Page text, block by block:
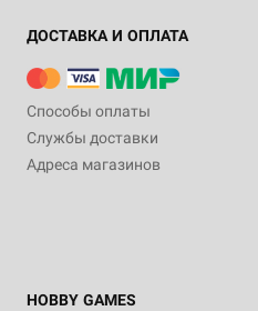
ДОСТАВКА И ОПЛАТА
Способы оплаты
Службы доставки
Адреса магазинов
HOBBY GAMES